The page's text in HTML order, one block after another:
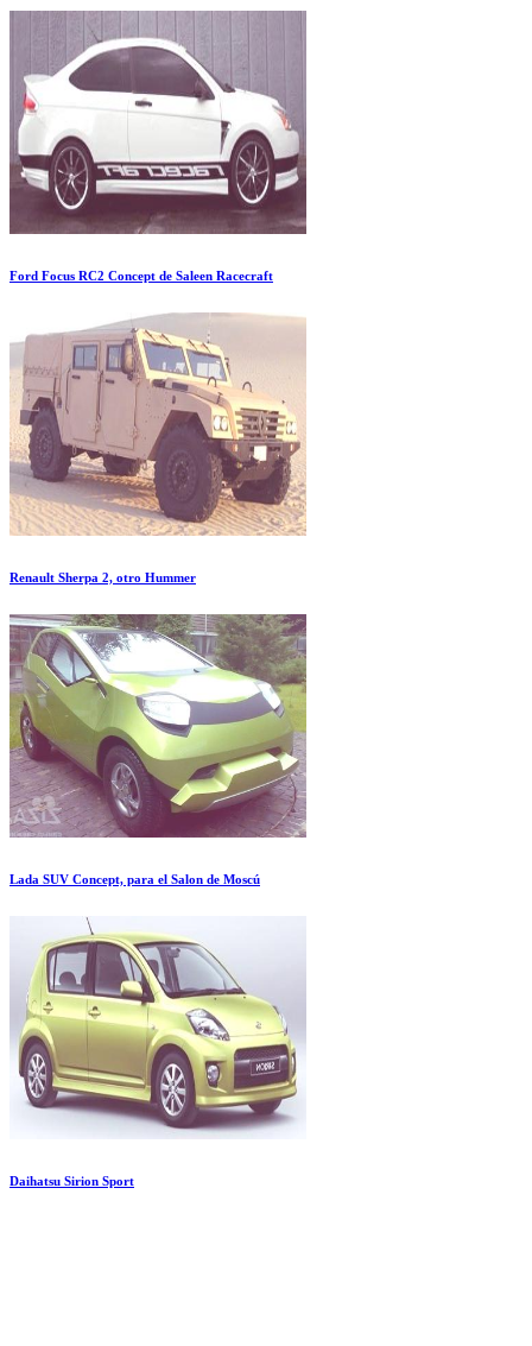
Ford Focus RC2 Concept de Saleen Racecraft
Renault Sherpa 2, otro Hummer
Lada SUV Concept, para el Salon de Moscú
Daihatsu Sirion Sport